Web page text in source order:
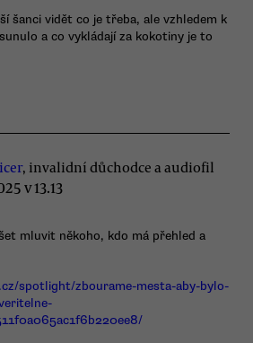
šanci vidět co je třeba, ale vzhledem k
a co vykládají za kokotiny je to
, invalidní důchodce a audiofil
v 13.13
mluvit někoho, kdo má přehled a
spotlight/zbourame-mesta-aby-bylo-